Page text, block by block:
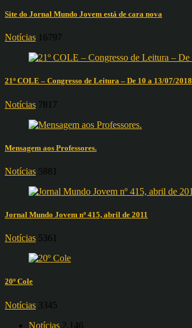
Site do Jornal Mundo Jovem está de cara nova
Notícias 16797
21º COLE – Congresso de Leitura – De 10 a 13/07/2018
Notícias 7817
Mensagem aos Professores.
Notícias 5881
Jornal Mundo Jovem nº 415, abril de 2011
Notícias 5361
20º Cole
Notícias 3345
Notícias 2.146